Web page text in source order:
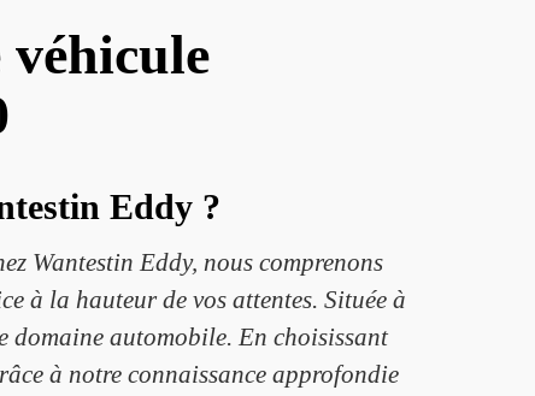
Eddy ?
Wantestin Eddy, nous comprenons
à la hauteur de vos attentes. Située à
domaine automobile. En choisissant
à notre connaissance approfondie